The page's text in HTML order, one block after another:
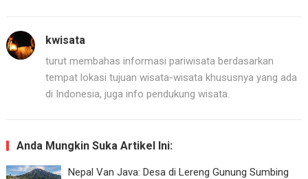
kwisata
turut membahas informasi pariwisata berdasarkan
tempat lokasi tujuan wisata-wisata khususnya yang ada
di Indonesia, juga info pendukung wisata.
Anda Mungkin Suka Artikel Ini:
Nepal Van Java: Desa di Lereng Gunung Sumbing